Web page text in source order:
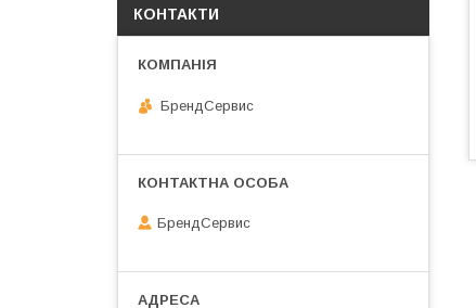
КОНТАКТИ
БрендСервис
БрендСервис